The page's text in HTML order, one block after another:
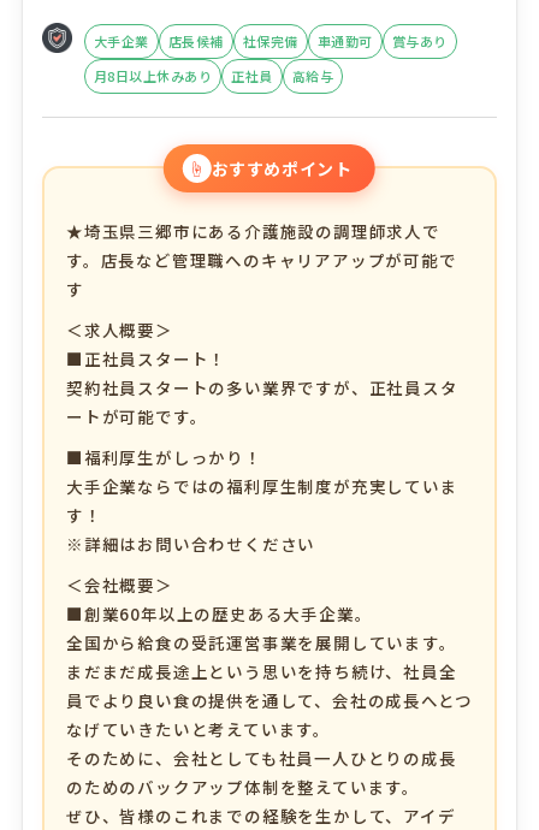
大手企業 店長候補 社保完備 車通勤可
賞与あり
月8日以上休みあり
正社員 高給与
☝ おすすめポイント
★埼玉県三郷市にある介護施設の調理師求人で
す。店長など管理職へのキャリアアップが可能で
す
＜求人概要＞
■正社員スタート！
契約社員スタートの多い業界ですが、正社員スタ
ートが可能です。
■福利厚生がしっかり！
大手企業ならではの福利厚生制度が充実していま
す！
※詳細はお問い合わせください
＜会社概要＞
■創業60年以上の歴史ある大手企業。
全国から給食の受託運営事業を展開しています。
まだまだ成長途上という思いを持ち続け、社員全
員でより良い食の提供を通して、会社の成長へとつ
なげていきたいと考えています。
そのために、会社としても社員一人ひとりの成長
のためのバックアップ体制を整えています。
ぜひ、皆様のこれまでの経験を生かして、アイデ